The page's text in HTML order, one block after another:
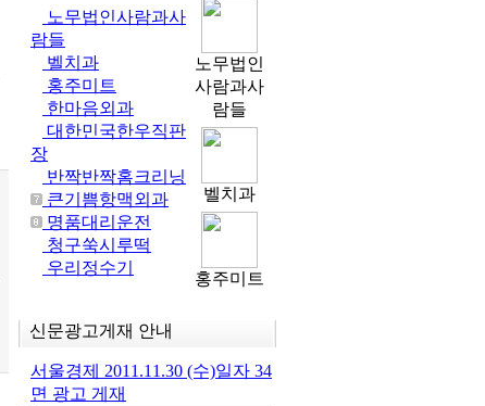
노무법인사람과사
람들
벨치과
홍주미트
한마음외과
대한민국한우직판
장
반짝반짝홈크리닝
큰기쁨항맥외과
명품대리운전
청구쑥시루떡
우리정수기
노무법인
사람과사
람들
벨치과
홍주미트
신문광고게재 안내
서울경제 2011.11.30 (수)일자 34
면 광고 게재